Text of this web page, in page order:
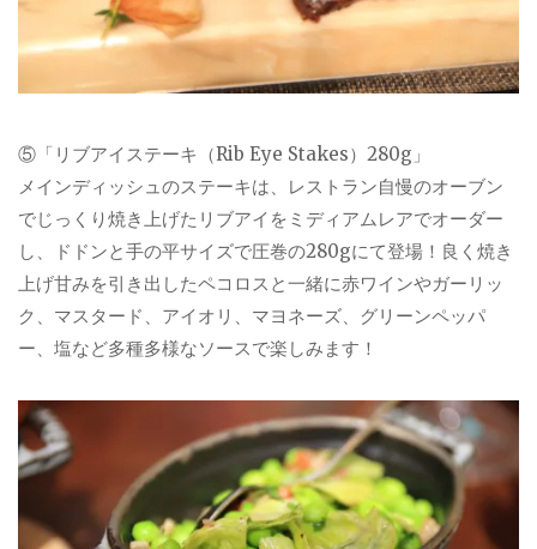
⑤「リブアイステーキ（Rib Eye Stakes）280g」
メインディッシュのステーキは、レストラン自慢のオーブン
でじっくり焼き上げたリブアイをミディアムレアでオーダー
し、ドドンと手の平サイズで圧巻の280gにて登場！良く焼き
上げ甘みを引き出したペコロスと一緒に赤ワインやガーリッ
ク、マスタード、アイオリ、マヨネーズ、グリーンペッパ
ー、塩など多種多様なソースで楽しみます！